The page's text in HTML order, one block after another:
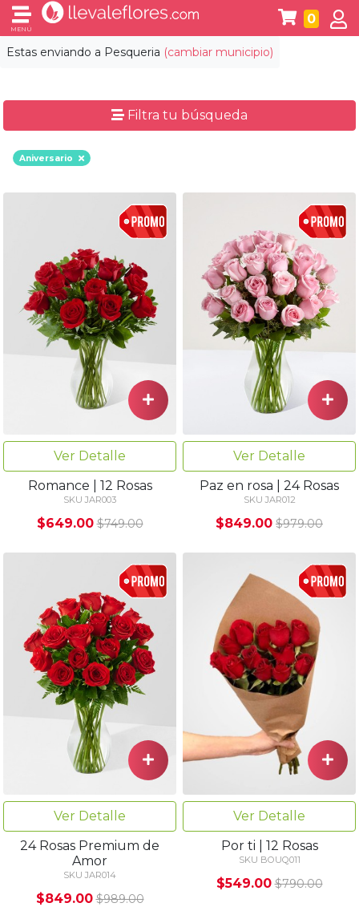
Estas enviando a Pesqueria (cambiar municipio)
MENÚ
0
Filtra tu búsqueda
Aniversario
Ver Detalle
Romance | 12 Rosas
SKU JAR003
$649.00 $749.00
Ver Detalle
Paz en rosa | 24 Rosas
SKU JAR012
$849.00 $979.00
Ver Detalle
24 Rosas Premium de
Amor
SKU JAR014
$849.00 $989.00
Ver Detalle
Por ti | 12 Rosas
SKU BOUQ011
$549.00 $790.00